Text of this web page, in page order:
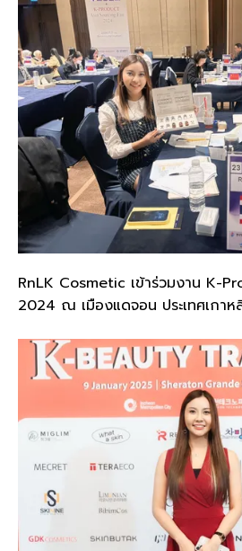
RnLK Cosmetic เข้าร่วมงาน K-
2024 ณ เมืองแดจอน ประเทศเกาห